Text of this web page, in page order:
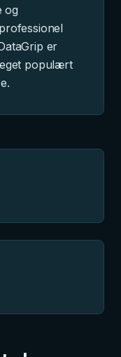
og
er
populært